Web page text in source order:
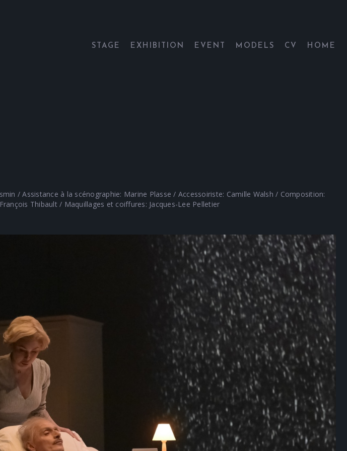
STAGE EXHIBITION EVENT MODELS CV HOME
/ Assistance à la scénographie: Marine Plasse / Accessoiriste: Camille Walsh / Composition:
Thibault / Maquillages et coiffures: Jacques-Lee Pelletier